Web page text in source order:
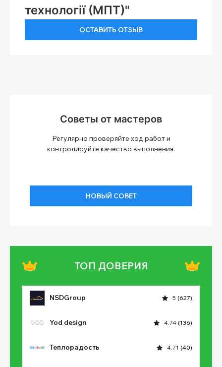
технології (МПТ)"
ОСТАВИТЬ ОТЗЫВ
Советы от мастеров
Регулярно проверяйте ход работ и
контролируйте качество выполнения.
НОВЫЙ СОВЕТ
ТОП ДОВЕРИЯ
NSDGroup 5 (627)
Yod design 4.74 (136)
Теплорадость 4.71 (40)